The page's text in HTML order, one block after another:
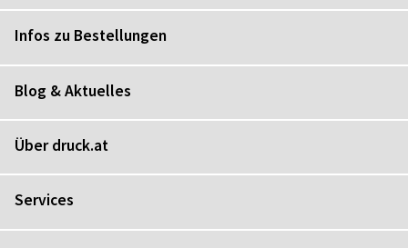
Infos zu Bestellungen
Blog & Aktuelles
Über druck.at
Services